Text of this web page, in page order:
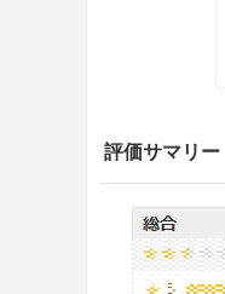
評価サマリー